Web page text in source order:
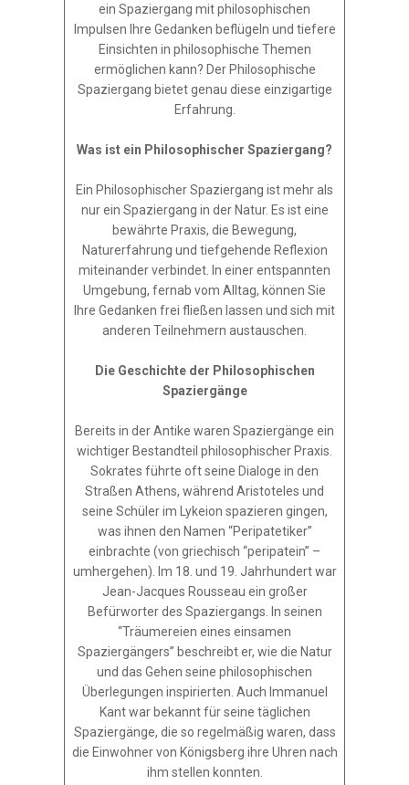
ein Spaziergang mit philosophischen
Impulsen Ihre Gedanken beflügeln und tiefere
Einsichten in philosophische Themen
ermöglichen kann? Der Philosophische
Spaziergang bietet genau diese einzigartige
Erfahrung.
Was ist ein Philosophischer Spaziergang?
Ein Philosophischer Spaziergang ist mehr als
nur ein Spaziergang in der Natur. Es ist eine
bewährte Praxis, die Bewegung,
Naturerfahrung und tiefgehende Reflexion
miteinander verbindet. In einer entspannten
Umgebung, fernab vom Alltag, können Sie
Ihre Gedanken frei fließen lassen und sich mit
anderen Teilnehmern austauschen.
Die Geschichte der Philosophischen
Spaziergänge
Bereits in der Antike waren Spaziergänge ein
wichtiger Bestandteil philosophischer Praxis.
Sokrates führte oft seine Dialoge in den
Straßen Athens, während Aristoteles und
seine Schüler im Lykeion spazieren gingen,
was ihnen den Namen “Peripatetiker”
einbrachte (von griechisch “peripatein” –
umhergehen). Im 18. und 19. Jahrhundert war
Jean-Jacques Rousseau ein großer
Befürworter des Spaziergangs. In seinen
“Träumereien eines einsamen
Spaziergängers” beschreibt er, wie die Natur
und das Gehen seine philosophischen
Überlegungen inspirierten. Auch Immanuel
Kant war bekannt für seine täglichen
Spaziergänge, die so regelmäßig waren, dass
die Einwohner von Königsberg ihre Uhren nach
ihm stellen konnten.